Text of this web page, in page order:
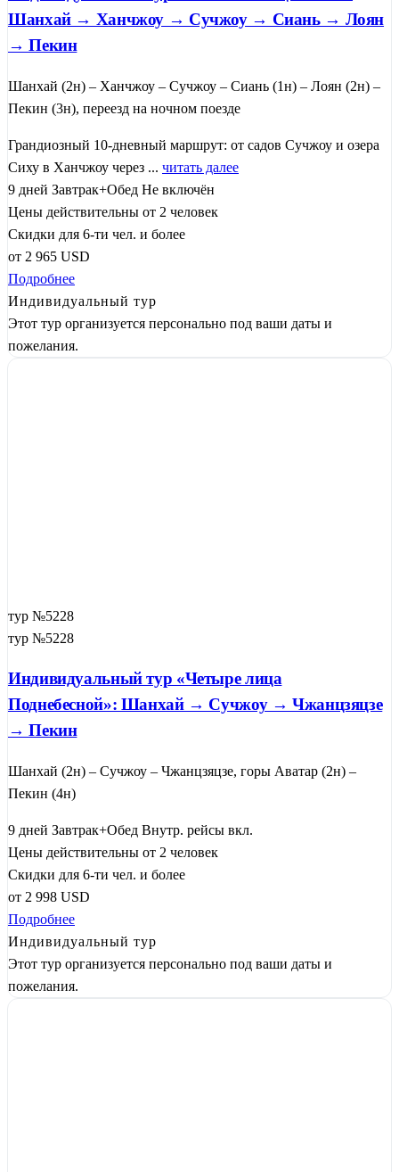
Шанхай → Ханчжоу → Сучжоу → Сиань → Лоян
→ Пекин
Шанхай (2н) – Ханчжоу – Сучжоу – Сиань (1н) – Лоян (2н) –
Пекин (3н), переезд на ночном поезде
Грандиозный 10-дневный маршрут: от садов Сучжоу и озера
Сиху в Ханчжоу через ... читать далее
9 дней Завтрак+Обед Не включён
Цены действительны от 2 человек
Скидки для 6-ти чел. и более
от 2 965 USD
Подробнее
Индивидуальный тур
Этот тур организуется персонально под ваши даты и
пожелания.
тур №5228
тур №5228
Индивидуальный тур «Четыре лица
Поднебесной»: Шанхай → Сучжоу → Чжанцзяцзе
→ Пекин
Шанхай (2н) – Сучжоу – Чжанцзяцзе, горы Аватар (2н) –
Пекин (4н)
9 дней Завтрак+Обед Внутр. рейсы вкл.
Цены действительны от 2 человек
Скидки для 6-ти чел. и более
от 2 998 USD
Подробнее
Индивидуальный тур
Этот тур организуется персонально под ваши даты и
пожелания.